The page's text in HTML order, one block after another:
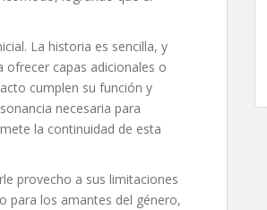
La historia es sencilla, y
ofrecer capas adicionales o
cumplen su función y
necesaria para
la continuidad de esta
provecho a sus limitaciones
para los amantes del género,